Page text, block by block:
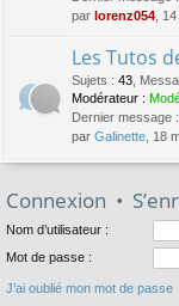
par lorenz054 ,
Les Tutos
Sujets : 43
Modérateur :
Dernier message :
par Galinette , 18
Connexion •
Nom d’utilisateur :
Mot de passe :
J’ai oublié mon mot de passe